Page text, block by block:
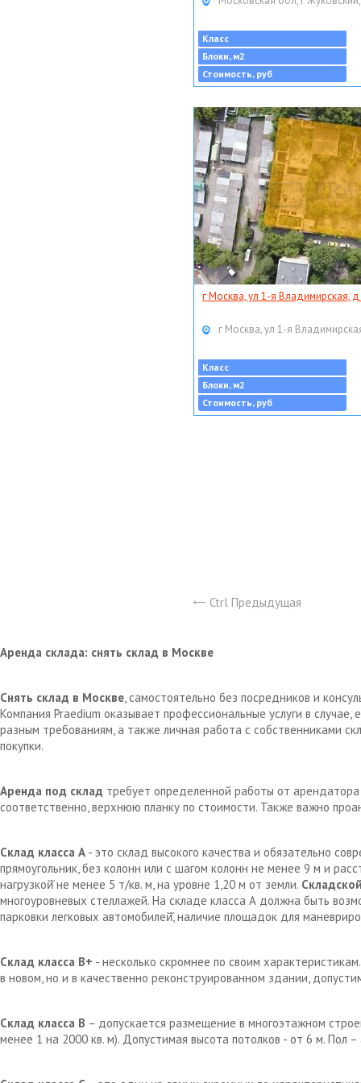
Класс
Блоки, м2
Стоимость, руб
г Москва, ул 1-я Владимирская, д
г Москва, ул 1-я
Класс
Блоки, м2
Стоимость, руб
Ctrl Предыдущая
Аренда склада: снять склад в Москве
Снять склад в Москве, самостоятельно без посредников и
Компания Praedium оказывает профессиональные услуги в
разным требованиям, а также личная работа с собственниками
покупки.
Аренда под склад требует определенной работы от
соответственно, верхнюю планку по стоимости. Также важно
Склад класса А - это склад высокого качества и обязательно
прямоугольник, без колонн или с шагом колонн не менее 9 м и
нагрузкой̆ не менее 5 т/кв. м, на уровне 1,20 м от земли.
многоуровневых стеллажей. На складе класса А должна быть
парковки легковых автомобилей̆, наличие площадок для
Склад класса В+ - несколько скромнее по своим
в новом, но и в качественно реконструированном здании,
Склад класса В – допускается размещение в многоэтажном
менее 1 на 2000 кв. м). Допустимая высота потолков - от 6 м. Пол